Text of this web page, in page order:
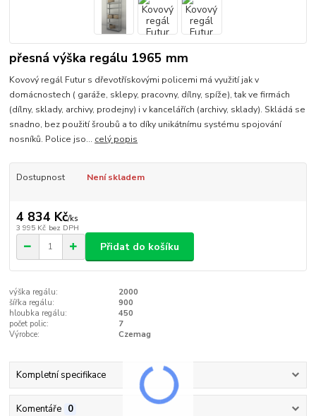
přesná výška regálu 1965 mm
Kovový regál Futur s dřevotřískovými policemi má využití jak v
domácnostech ( garáže, sklepy, pracovny, dílny, spíže), tak ve firmách
(dílny, sklady, archivy, prodejny) i v kancelářích (archivy, sklady). Skládá se
snadno, bez použití šroubů a to díky unikátnímu systému spojování
nosníků. Police jso... celý popis
Dostupnost Není skladem
4 834 Kč/ks
3 995 Kč bez DPH
Přidat do košíku
výška regálu:
2000
šířka regálu:
900
hloubka regálu:
450
počet polic:
7
Výrobce:
Czemag
Kompletní specifikace
Komentáře 0